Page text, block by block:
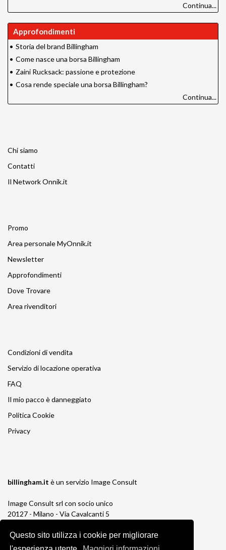
Questo sito utilizza i cookie per migliorare
Continua...
Approfondimenti
• Storia del brand Billingham
• Come nasce una borsa Billingham
• Zaini Rucksack: passione e protezione
• Cosa rende speciale una borsa Billingham?
Continua...
Chi siamo
Contatti
Il Network Onnik.it
Promo
Area personale MyOnnik.it
Newsletter
Approfondimenti
Dove Trovare
Area rivenditori
Condizioni di vendita
Servizio di locazione operativa
FAQ
Il mio pacco è danneggiato
Politica Cookie
Privacy
billingham.it è un servizio Image Consult
Image Consult srl con socio unico
20127 - Milano - Via Cavalcanti 5
P.IVA e C.F. 03383650961
REA 1673647 CCIAA Milano Monza Brianza